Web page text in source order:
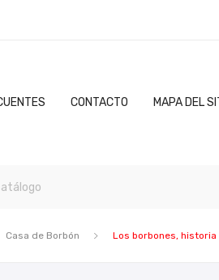
CONTACTO MAPA DEL
Casa de Borbón Los borbones,